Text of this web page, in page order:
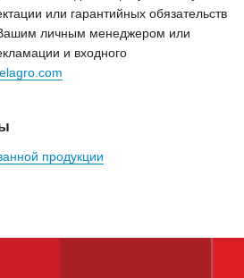
или гарантийных обязательств
личным менеджером или
и входного
продукции